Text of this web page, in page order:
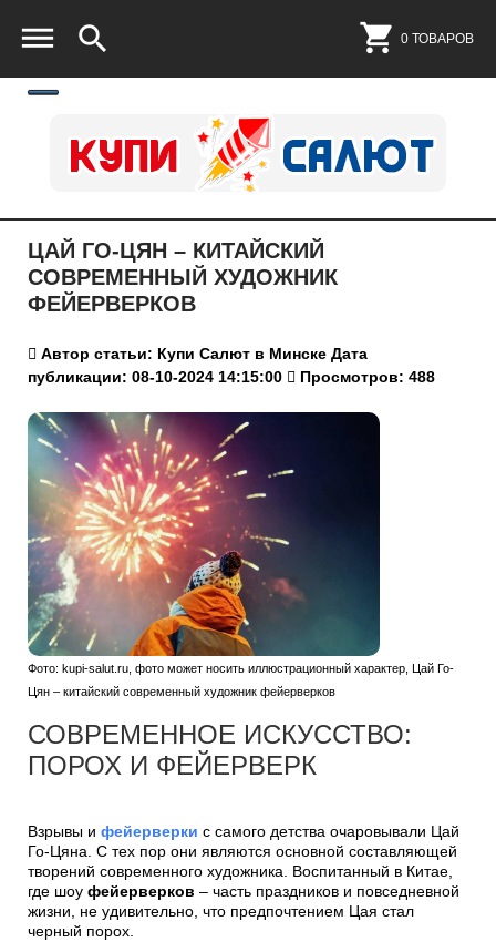
0 ТОВАРОВ
ЦАЙ ГО-ЦЯН – КИТАЙСКИЙ
СОВРЕМЕННЫЙ ХУДОЖНИК
ФЕЙЕРВЕРКОВ
Автор статьи: Купи Салют в Минске Дата
публикации: 08-10-2024 14:15:00
Просмотров: 488
Фото: kupi-salut.ru, фото может носить иллюстрационный характер, Цай Го-
Цян – китайский современный художник фейерверков
СОВРЕМЕННОЕ ИСКУССТВО:
ПОРОХ И ФЕЙЕРВЕРК
Взрывы и фейерверки с самого детства очаровывали Цай
Го-Цяна. С тех пор они являются основной составляющей
творений современного художника. Воспитанный в Китае,
где шоу фейерверков – часть праздников и повседневной
жизни, не удивительно, что предпочтением Цая стал
черный порох.